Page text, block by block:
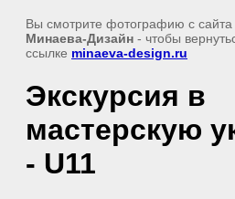
Вы смотрите фотографию с сайта
Минаева-Дизайн - чтобы
ссылке minaeva-design.ru
Экскурсия в
мастерскую
- U11